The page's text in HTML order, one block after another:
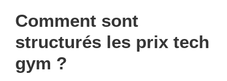
Comment sont
structurés les prix tech
gym ?